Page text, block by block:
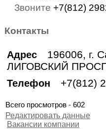
Звоните +7(812)
Контакты
Адрес
196006, г.
ЛИГОВСКИЙ
Телефон +7(812)
Всего просмотров - 602
Редактировать данные
Вакансии компании